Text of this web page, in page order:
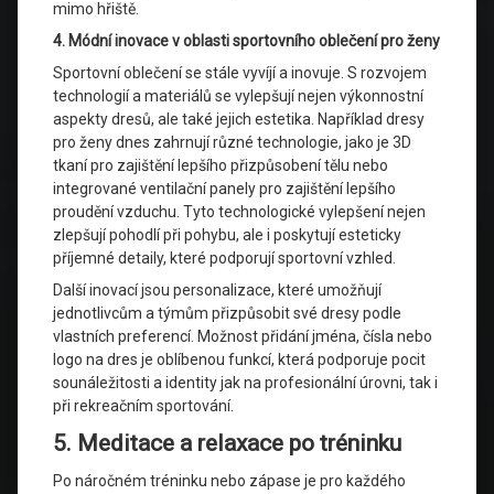
mimo hřiště.
4. Módní inovace v oblasti sportovního oblečení pro ženy
Sportovní oblečení se stále vyvíjí a inovuje. S rozvojem
technologií a materiálů se vylepšují nejen výkonnostní
aspekty dresů, ale také jejich estetika. Například dresy
pro ženy dnes zahrnují různé technologie, jako je 3D
tkaní pro zajištění lepšího přizpůsobení tělu nebo
integrované ventilační panely pro zajištění lepšího
proudění vzduchu. Tyto technologické vylepšení nejen
zlepšují pohodlí při pohybu, ale i poskytují esteticky
příjemné detaily, které podporují sportovní vzhled.
Další inovací jsou personalizace, které umožňují
jednotlivcům a týmům přizpůsobit své dresy podle
vlastních preferencí. Možnost přidání jména, čísla nebo
logo na dres je oblíbenou funkcí, která podporuje pocit
sounáležitosti a identity jak na profesionální úrovni, tak i
při rekreačním sportování.
5. Meditace a relaxace po tréninku
Po náročném tréninku nebo zápase je pro každého